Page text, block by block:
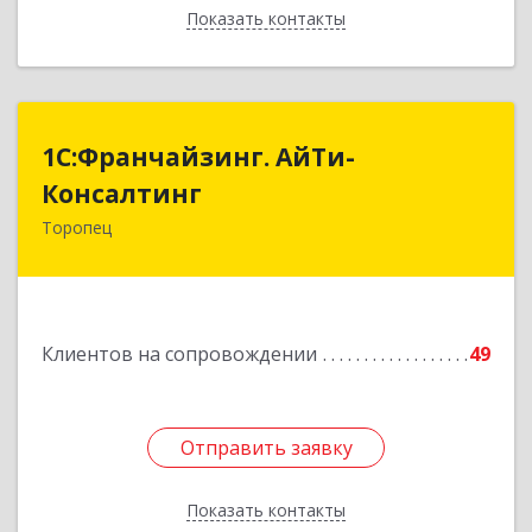
Показать контакты
Назад
1С:Франчайзинг. АйТи-
Консалтинг
Торопец
Клиентов на сопровождении 49
Отправить заявку
Показать контакты
1С:Франчайзинг. АйТи-
Консалтинг
172840, Тверская обл, Торопец г, Гоголя ул,
Отправить заявку
Назад